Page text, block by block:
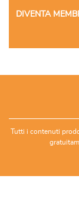
DIVENTA
Tutti i contenuti